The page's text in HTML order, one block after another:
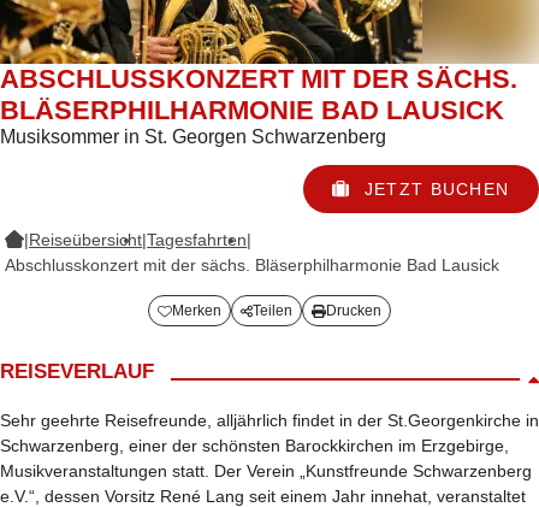
ABSCHLUSSKONZERT MIT DER SÄCHS.
BLÄSERPHILHARMONIE BAD LAUSICK
Musiksommer in St. Georgen Schwarzenberg
JETZT BUCHEN
|Reiseübersicht|Tagesfahrten|
Abschlusskonzert mit der sächs. Bläserphilharmonie Bad Lausick
Merken Teilen Drucken
REISEVERLAUF
Sehr geehrte Reisefreunde, alljährlich findet in der St.Georgenkirche in
Schwarzenberg, einer der schönsten Barockkirchen im Erzgebirge,
Musikveranstaltungen statt. Der Verein „Kunstfreunde Schwarzenberg
e.V.“, dessen Vorsitz René Lang seit einem Jahr innehat, veranstaltet